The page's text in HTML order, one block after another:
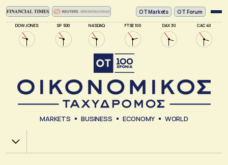
DOW JONES SP 500 NASDAQ FTSE 100 DAX 30 CAC 40
ΟΤ Markets OT Forum
MARKETS BUSINESS ECONOMY WORLD
Χ.Α.